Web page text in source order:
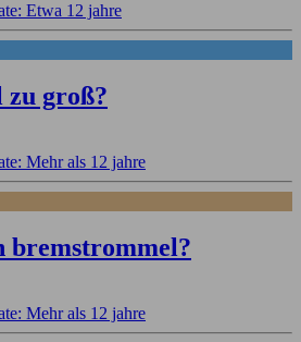
Etwa 12 jahre
zu groß?
Mehr als 12 jahre
bremstrommel?
Mehr als 12 jahre